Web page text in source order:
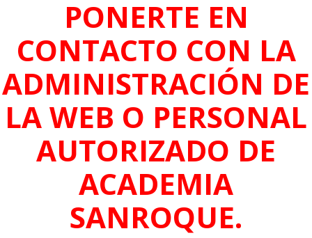
PONERTE EN
CONTACTO CON LA
ADMINISTRACIÓN DE
LA WEB O PERSONAL
AUTORIZADO DE
ACADEMIA
SANROQUE.